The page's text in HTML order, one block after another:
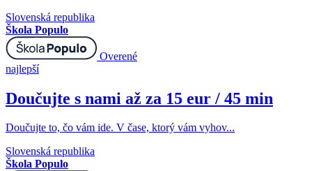
Slovenská republika
Škola Populo
Overené
najlepší
Doučujte s nami až za 15 eur / 45 min
Doučujte to, čo vám ide. V čase, ktorý vám vyhov...
Slovenská republika
Škola Populo